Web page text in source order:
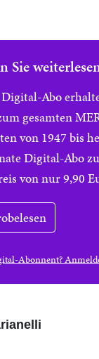
Sie
Abo
gesamten
von 1947 bis
Digital-Abo
von nur 9,90
Abonnent?